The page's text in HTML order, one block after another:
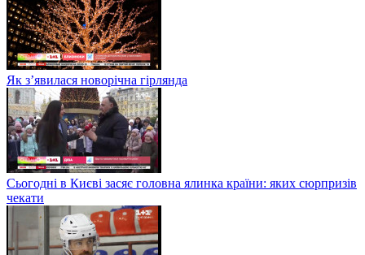
Як з’явилася новорічна гірлянда
Сьогодні в Києві засяє головна ялинка країни: яких сюрпризів
чекати